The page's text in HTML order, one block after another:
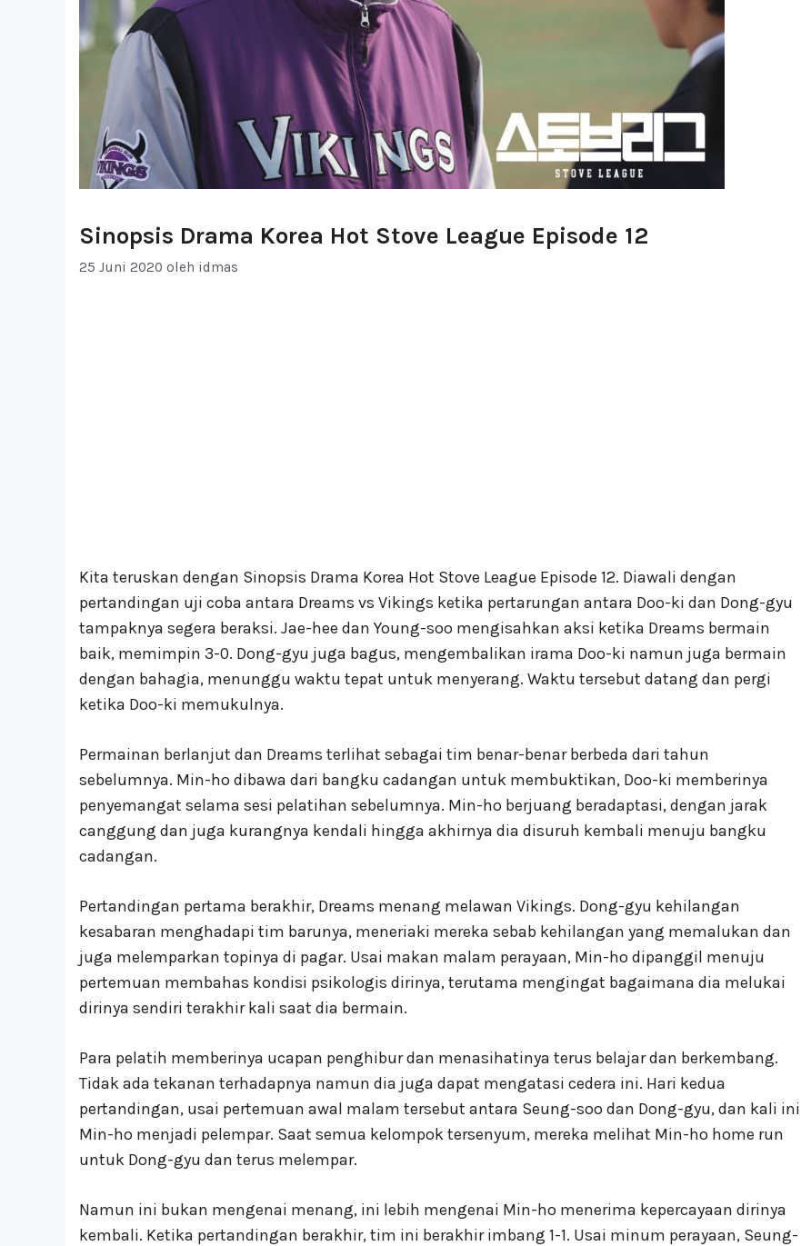
Sinopsis Drama Korea Hot Stove League Episode 12
25 Juni 2020 oleh idmas
Kita teruskan dengan Sinopsis Drama Korea Hot Stove League Episode 12. Diawali dengan
pertandingan uji coba antara Dreams vs Vikings ketika pertarungan antara Doo-ki dan Dong-gyu
tampaknya segera beraksi. Jae-hee dan Young-soo mengisahkan aksi ketika Dreams bermain
baik, memimpin 3-0. Dong-gyu juga bagus, mengembalikan irama Doo-ki namun juga bermain
dengan bahagia, menunggu waktu tepat untuk menyerang. Waktu tersebut datang dan pergi
ketika Doo-ki memukulnya.
Permainan berlanjut dan Dreams terlihat sebagai tim benar-benar berbeda dari tahun
sebelumnya. Min-ho dibawa dari bangku cadangan untuk membuktikan, Doo-ki memberinya
penyemangat selama sesi pelatihan sebelumnya. Min-ho berjuang beradaptasi, dengan jarak
canggung dan juga kurangnya kendali hingga akhirnya dia disuruh kembali menuju bangku
cadangan.
Pertandingan pertama berakhir, Dreams menang melawan Vikings. Dong-gyu kehilangan
kesabaran menghadapi tim barunya, meneriaki mereka sebab kehilangan yang memalukan dan
juga melemparkan topinya di pagar. Usai makan malam perayaan, Min-ho dipanggil menuju
pertemuan membahas kondisi psikologis dirinya, terutama mengingat bagaimana dia melukai
dirinya sendiri terakhir kali saat dia bermain.
Para pelatih memberinya ucapan penghibur dan menasihatinya terus belajar dan berkembang.
Tidak ada tekanan terhadapnya namun dia juga dapat mengatasi cedera ini. Hari kedua
pertandingan, usai pertemuan awal malam tersebut antara Seung-soo dan Dong-gyu, dan kali ini
Min-ho menjadi pelempar. Saat semua kelompok tersenyum, mereka melihat Min-ho home run
untuk Dong-gyu dan terus melempar.
Namun ini bukan mengenai menang, ini lebih mengenai Min-ho menerima kepercayaan dirinya
kembali. Ketika pertandingan berakhir, tim ini berakhir imbang 1-1. Usai minum perayaan, Seung-